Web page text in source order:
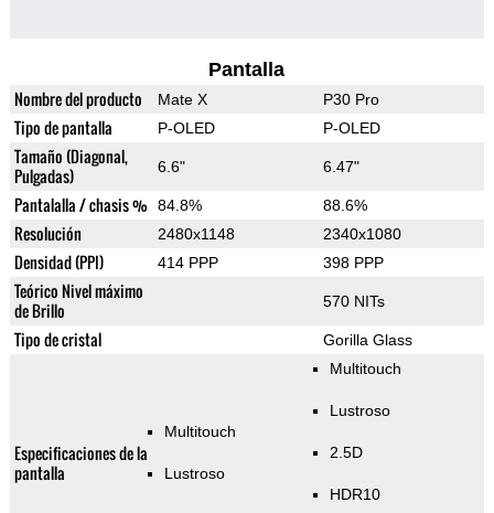
Pantalla
Nombre del producto Mate X P30 Pro
Tipo de pantalla P-OLED P-OLED
Tamaño (Diagonal,
Pulgadas)
6.6" 6.47"
Pantalalla / chasis % 84.8% 88.6%
Resolución 2480x1148 2340x1080
Densidad (PPI) 414 PPP 398 PPP
Teórico Nivel máximo
de Brillo
570 NITs
Tipo de cristal Gorilla Glass
Especificaciones de la
pantalla
Multitouch
Lustroso
Multitouch
Lustroso
2.5D
HDR10